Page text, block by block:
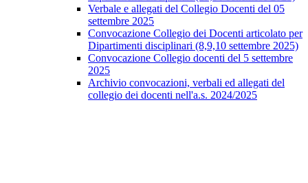
Verbale e allegati del Collegio Docenti del 05
settembre 2025
Convocazione Collegio dei Docenti articolato per
Dipartimenti disciplinari (8,9,10 settembre 2025)
Convocazione Collegio docenti del 5 settembre
2025
Archivio convocazioni, verbali ed allegati del
collegio dei docenti nell'a.s. 2024/2025